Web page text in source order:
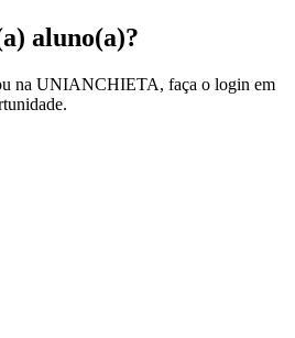
aluno(a)?
na UNIANCHIETA, faça o login em